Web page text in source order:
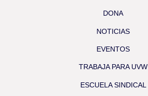
DONA
NOTICIAS
EVENTOS
TRABAJA PARA UVW
ESCUELA SINDICAL